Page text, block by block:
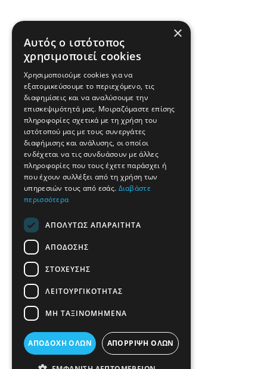
×
Αυτός ο ιστότοπος
χρησιμοποιεί cookies
Χρησιμοποιούμε cookies για να
εξατομικεύσουμε το περιεχόμενο, τις
διαφημίσεις και να αναλύσουμε την
επισκεψιμότητά μας. Μοιραζόμαστε επίσης
πληροφορίες σχετικά με τη χρήση του
ιστότοπού μας με τους συνεργάτες
διαφήμισης και ανάλυσης, οι οποίοι
ενδέχεται να τις συνδυάσουν με άλλες
πληροφορίες που τους έχετε παράσχει ή
που έχουν συλλέξει από τη χρήση των
υπηρεσιών τους από εσάς. Διαβάστε
περισσότερα
ΑΠΟΛΎΤΩΣ ΑΠΑΡΑΊΤΗΤΑ
ΑΠΌΔΟΣΗΣ
ΣΤΌΧΕΥΣΗΣ
ΛΕΙΤΟΥΡΓΙΚΌΤΗΤΑΣ
ΜΗ ΤΑΞΙΝΟΜΗΜΈΝΑ
ΑΠΟΔΟΧΉ ΌΛΩΝ ΑΠΌΡΡΙΨΗ ΌΛΩΝ